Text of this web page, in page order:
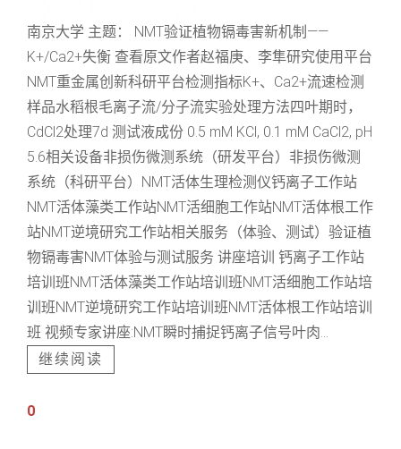
南京大学 主题： NMT验证植物镉毒害新机制——
K+/Ca2+失衡 查看原文作者赵福庚、李隼研究使用平台
NMT重金属创新科研平台检测指标K+、Ca2+流速检测
样品水稻根毛离子流/分子流实验处理方法四叶期时，
CdCl2处理7d 测试液成份 0.5 mM KCl, 0.1 mM CaCl2, pH
5.6相关设备非损伤微测系统（研发平台）非损伤微测
系统（科研平台）NMT活体生理检测仪钙离子工作站
NMT活体藻类工作站NMT活细胞工作站NMT活体根工作
站NMT逆境研究工作站相关服务（体验、测试）验证植
物镉毒害NMT体验与测试服务 讲座培训 钙离子工作站
培训班NMT活体藻类工作站培训班NMT活细胞工作站培
训班NMT逆境研究工作站培训班NMT活体根工作站培训
班 视频专家讲座:NMT瞬时捕捉钙离子信号叶肉...
继续阅读
0